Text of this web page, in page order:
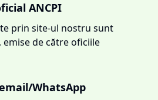
ANCPI
prin site-ul nostru sunt
de către oficiile
WhatsApp